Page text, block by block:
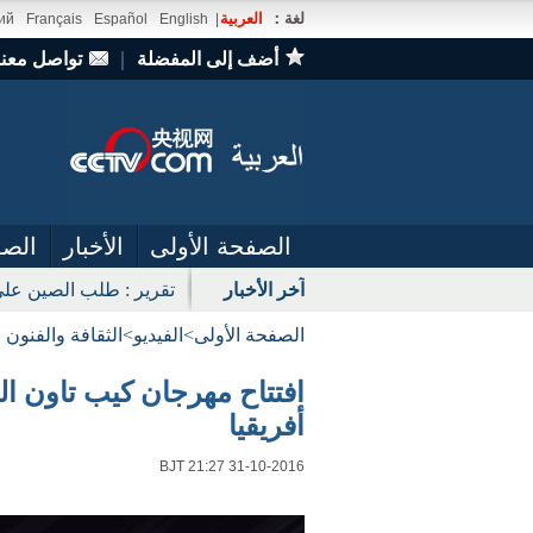
لغة： العربية English
Español
Français
أضف إلى المفضلة تواصل
الصفحة الأولى الأخبار
آخر الأخبار تقرير : طلب الصين
الصفحة الأولى> الفيديو> الثقافة والفنون
افتتاح مهرجان كيب تاون
أفريقيا
BJT 21:27 31-10-2016